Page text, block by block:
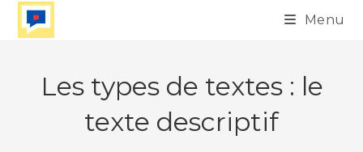
Skip
Menu
Les types de textes : le
texte descriptif